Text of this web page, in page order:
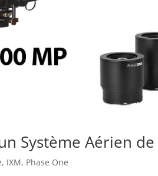
Système Aérien
, IXM, Phase One